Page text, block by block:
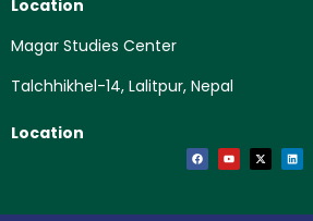
Location
Magar Studies Center
Talchhikhel-14, Lalitpur, Nepal
Location